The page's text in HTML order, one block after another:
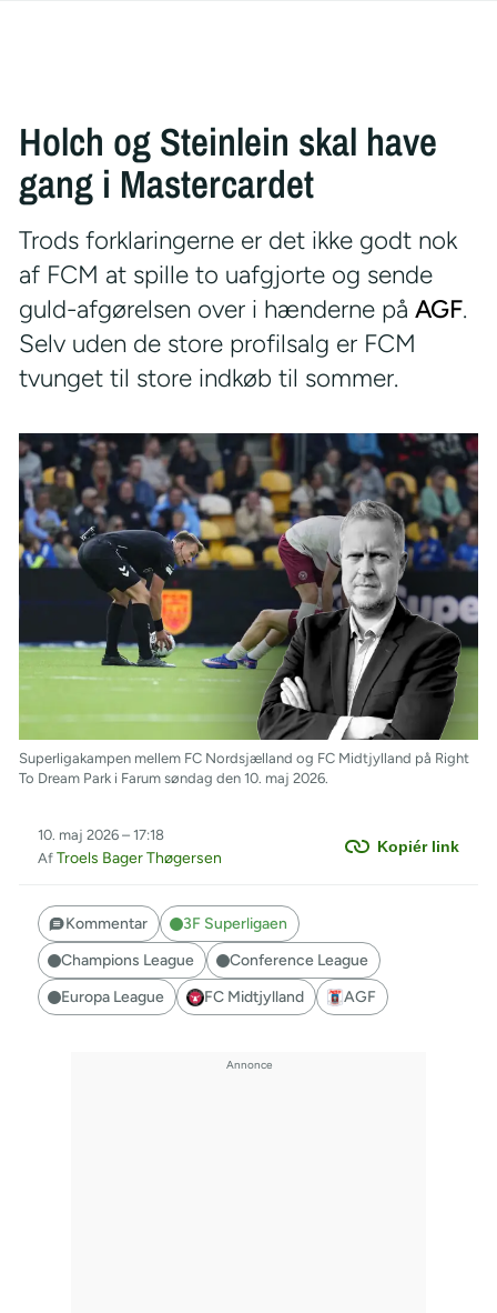
Holch og Steinlein skal have
gang i Mastercardet
Trods forklaringerne er det ikke godt nok
af FCM at spille to uafgjorte og sende
guld-afgørelsen over i hænderne på AGF.
Selv uden de store profilsalg er FCM
tvunget til store indkøb til sommer.
Superligakampen mellem FC Nordsjælland og FC Midtjylland på Right
To Dream Park i Farum søndag den 10. maj 2026.
Kopiér link
10. maj 2026 – 17:18
Af Troels Bager Thøgersen
Kommentar 3F Superligaen
FC Midtjylland AGF
Champions League
Conference League
Europa League